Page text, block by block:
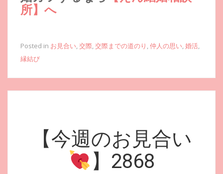
所】へ
Posted in お見合い,交際,交際までの道のり ,仲人の思い,婚活,
縁結び
【今週のお見合い
】2868